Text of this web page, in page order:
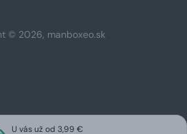
U vás už od 3,99 €
© 2026, manboxeo.sk